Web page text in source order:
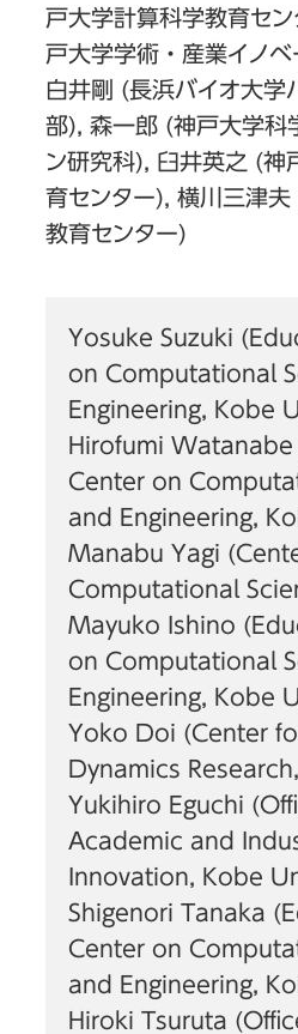
戸大学計算科学教育セ
戸大学学術・産業イノベ
白井剛 (長浜バイオ大学
部), 森一郎 (神戸大学科
ン研究科), 臼井英之 (神
育センター), 横川三津
教育センター)
Yosuke Suzuki
on Computational
Engineering, Kobe
Hirofumi
Center on
and Engineering,
Manabu Yagi
Computational
Mayuko Ishino
on Computational
Engineering, Kobe
Yoko Doi (Center
Dynamics
Yukihiro Eguchi
Academic and
Innovation, Kobe
Shigenori Tanaka
Center on
and Engineering,
Hiroki Tsuruta